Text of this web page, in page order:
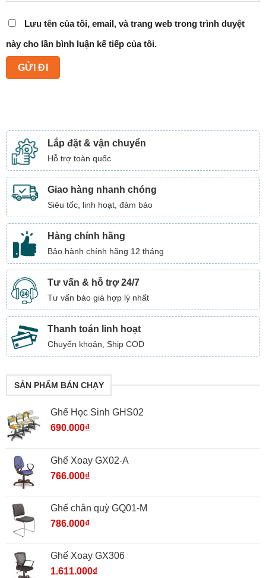
Lưu tên của tôi, email, và trang web trong trình duyệt
này cho lần bình luận kế tiếp của tôi.
Lắp đặt & vận chuyển
Hỗ trợ toàn quốc
Giao hàng nhanh chóng
Siêu tốc, linh hoạt, đảm bảo
Hàng chính hãng
Bảo hành chính hãng 12 tháng
Tư vấn & hỗ trợ 24/7
Tư vấn báo giá hợp lý nhất
Thanh toán linh hoạt
Chuyển khoản, Ship COD
SẢN PHẨM BÁN CHẠY
Ghế Học Sinh GHS02
690.000₫
Ghế Xoay GX02-A
766.000₫
Ghế chân quỳ GQ01-M
786.000₫
Ghế Xoay GX306
1.611.000₫